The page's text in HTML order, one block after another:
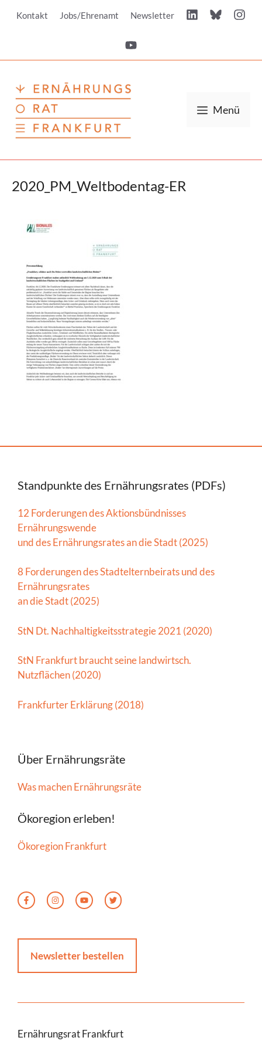
InhaltKontakt Jobs/Ehrenamt Newsletter
Menü
2020_PM_Weltbodentag-ER
Standpunkte des Ernährungsrates (PDFs)
12 Forderungen des Aktionsbündnisses
Ernährungswende
und des Ernährungsrates an die Stadt (2025)
8 Forderungen des Stadtelternbeirats und des
Ernährungsrates
an die Stadt (2025)
StN Dt. Nachhaltigkeitsstrategie 2021 (2020)
StN Frankfurt braucht seine landwirtsch.
Nutzflächen (2020)
Frankfurter Erklärung (2018)
Über Ernährungsräte
Was machen Ernährungsräte
Ökoregion erleben!
Ökoregion Frankfurt
Newsletter bestellen
Ernährungsrat Frankfurt